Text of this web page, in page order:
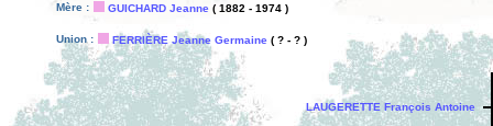
Mère :
GUICHARD Jeanne ( 1882 - 1974 )
Union : FERRIÈRE Jeanne Germaine ( ? - ? )
LAUGERETTE François Antoine